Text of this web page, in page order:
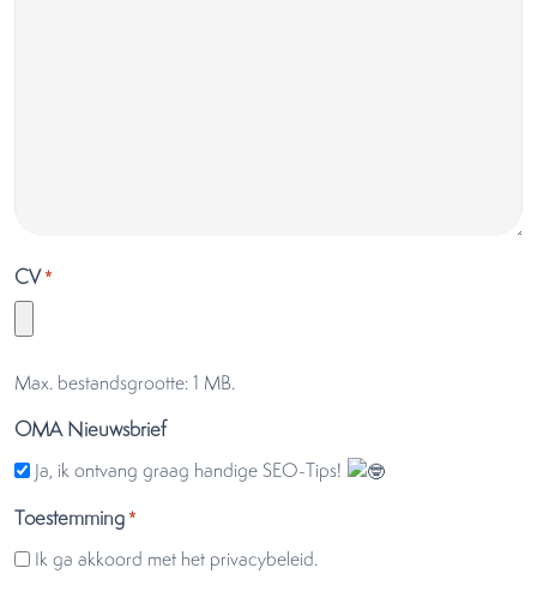
CV *
Max. bestandsgrootte: 1 MB.
OMA Nieuwsbrief
Ja, ik ontvang graag handige SEO-Tips!
Toestemming *
Ik ga akkoord met het privacybeleid.